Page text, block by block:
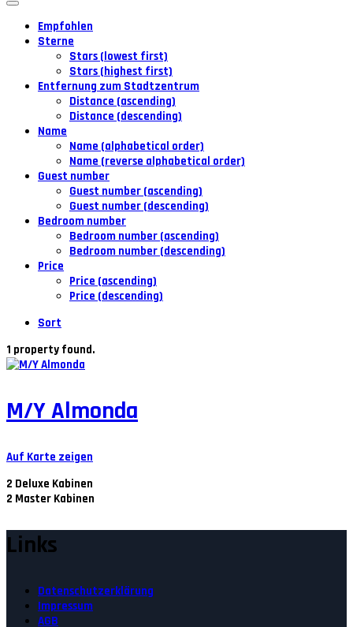
Empfohlen
Sterne
Stars (lowest first)
Stars (highest first)
Entfernung zum Stadtzentrum
Distance (ascending)
Distance (descending)
Name
Name (alphabetical order)
Name (reverse alphabetical order)
Guest number
Guest number (ascending)
Guest number (descending)
Bedroom number
Bedroom number (ascending)
Bedroom number (descending)
Price
Price (ascending)
Price (descending)
Sort
1 property found.
M/Y Almonda
Auf Karte zeigen
2 Deluxe Kabinen
2 Master Kabinen
Links
Datenschutzerklärung
Impressum
AGB